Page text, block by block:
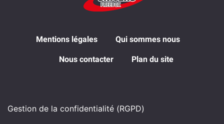
Mentions légales Qui sommes nous
Nous contacter Plan du site
Gestion de la confidentialité (RGPD)